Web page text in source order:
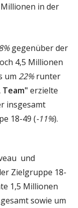
in der
gegenüber der
4,5 Millionen
um 22%runter
Team" erzielte
insgesamt
18-49 (-11%).
und
Zielgruppe 18-
1,5 Millionen
sowie um